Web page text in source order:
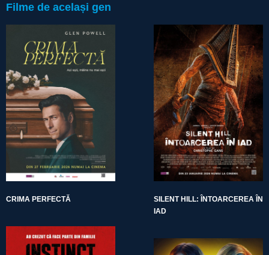
Filme de același gen
CRIMA PERFECTĂ
SILENT HILL: ÎNTOARCEREA ÎN
IAD